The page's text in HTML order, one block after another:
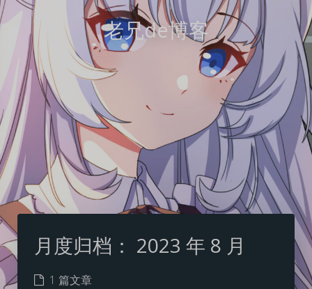
老兄de博客
月度归档： 2023 年 8 月
1 篇文章